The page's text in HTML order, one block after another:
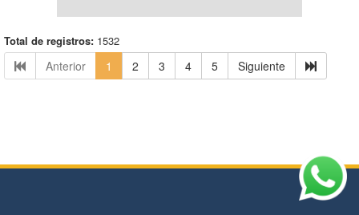
Total de registros: 1532
Anterior 1 2 3 4 5 Siguiente